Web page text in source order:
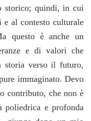
storico; quindi, in cui
e al contesto culturale
questo è anche un
e di valori che
storia verso il futuro,
immaginato. Devo
contributo, che non è
poliedrica e profonda